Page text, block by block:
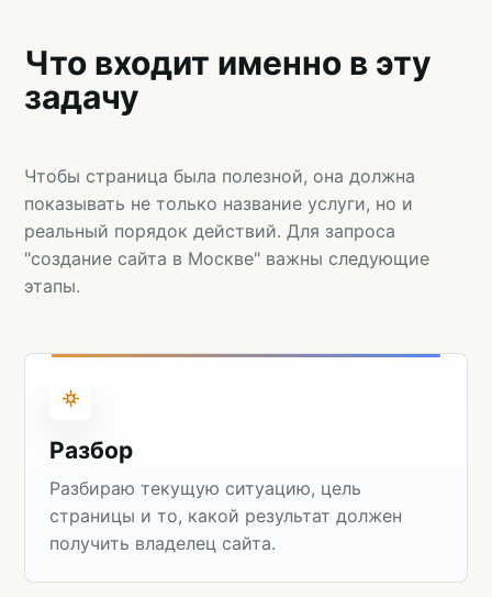
Что входит именно в эту
задачу
Чтобы страница была полезной, она должна
показывать не только название услуги, но и
реальный порядок действий. Для запроса
"создание сайта в Москве" важны следующие
этапы.
Разбор
Разбираю текущую ситуацию, цель
страницы и то, какой результат должен
получить владелец сайта.